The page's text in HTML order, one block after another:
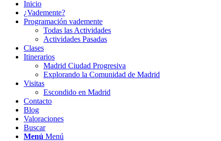
Inicio
¿Vademente?
Programación vademente
Todas las Actividades
Actividades Pasadas
Clases
Itinerarios
Madrid Ciudad Progresiva
Explorando la Comunidad de Madrid
Visitas
Escondido en Madrid
Contacto
Blog
Valoraciones
Buscar
Menú Menú